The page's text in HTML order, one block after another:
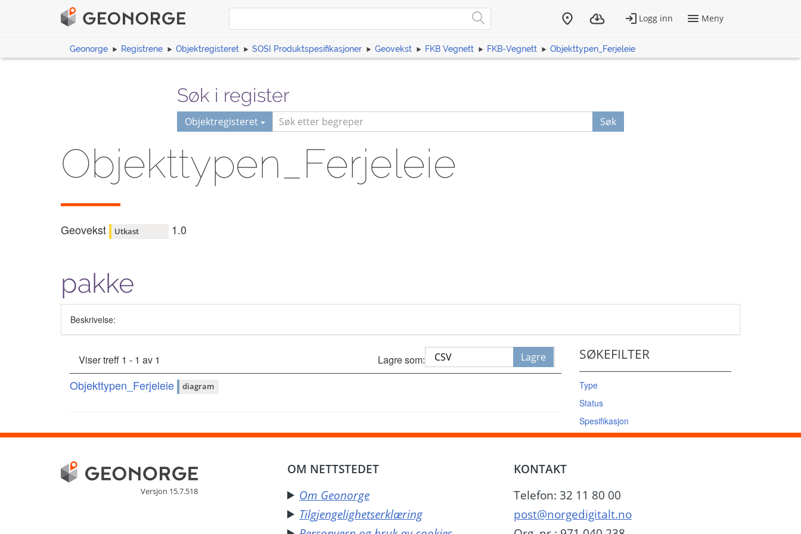
Geonorge Registrene Objektregisteret SOSI Produktspesifikasjoner Geovekst FKB Vegnett FKB-Vegnett Objekttypen_Ferjeleie
Søk i register
Objektregisteret Søk
Objekttypen_Ferjeleie
Geovekst Utkast 1.0
pakke
Beskrivelse:
Viser treff 1 - 1 av 1 Lagre som: Lagre
Objekttypen_Ferjeleie diagram
SØKEFILTER
Type
Status
Spesifikasjon